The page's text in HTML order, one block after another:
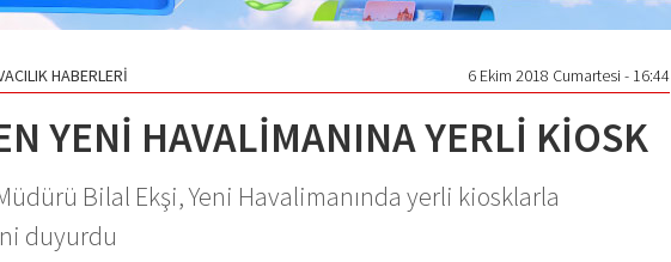
HABERLERİ 6 Ekim 2018 Cumartesi - 16:44
YENİ HAVALİMANINA YERLİ KİOSK
Bilal Ekşi, Yeni Havalimanında yerli kiosklarla
duyurdu